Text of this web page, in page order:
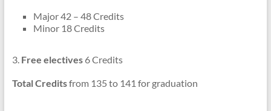
Major 42 – 48 Credits
Minor 18 Credits
3.Free electives6 Credits
TotalCreditsfrom 135 to 141 for graduation